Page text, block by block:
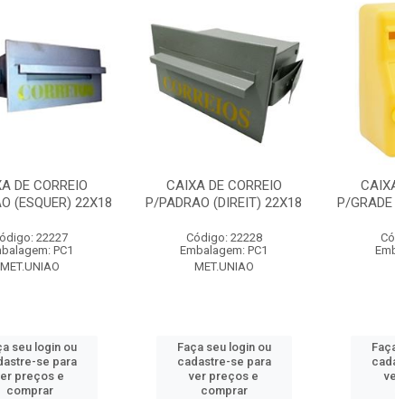
DE CORREIO
(ESQUER) 22X18
22227
PC1
MET.UNIAO
seu login ou
se para
preços e
comprar
CAIXA DE CORREIO
P/PADRAO (DIREIT) 22X18
Código: 22228
Embalagem: PC1
MET.UNIAO
Faça seu login ou
cadastre-se para
ver preços e
comprar
P/